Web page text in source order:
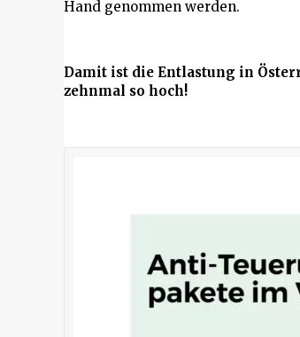
Hand genommen werden.
Damit ist die Entlastung in
zehnmal so hoch!